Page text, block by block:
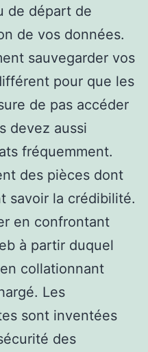
de départ de
de vos données.
sauvegarder vos
pour que les
de pas accéder
devez aussi
fréquemment.
des pièces dont
savoir la crédibilité.
en confrontant
à partir duquel
collationnant
Les
sont inventées
des